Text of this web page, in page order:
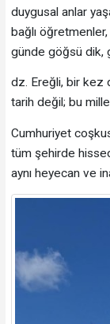
duygusal anlar
bağlı
günde göğsü dik,
dz. Ereğli, bir kez
tarih değil; bu
Cumhuriyet
tüm şehirde
aynı heyecan ve